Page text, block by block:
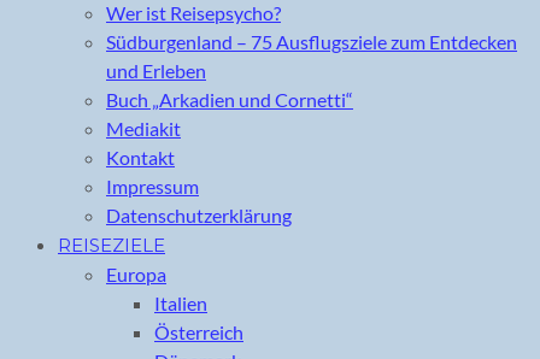
Wer ist Reisepsycho?
Südburgenland – 75 Ausflugsziele zum Entdecken
und Erleben
Buch „Arkadien und Cornetti“
Mediakit
Kontakt
Impressum
Datenschutzerklärung
REISEZIELE
Europa
Italien
Österreich